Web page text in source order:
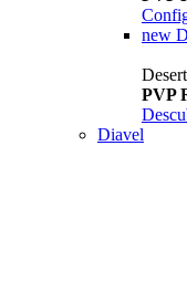
new
PVP
Diavel